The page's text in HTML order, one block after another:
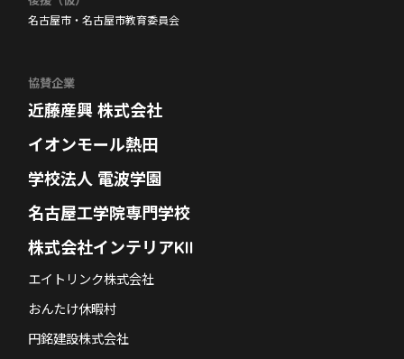
名古屋市・名古屋市教育委員会
協賛企業
近藤産興 株式会社
イオンモール熱田
学校法人 電波学園
名古屋工学院専門学校
株式会社インテリアKII
エイトリンク株式会社
おんたけ休暇村
円銘建設株式会社